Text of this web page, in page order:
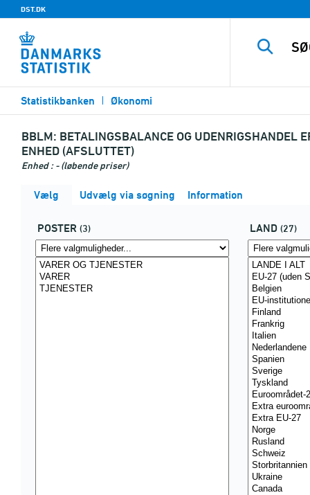
DST.DK
Statistikbanken Økonomi
BBLM: BETALINGSBALANCE OG UDENRIGSHANDEL
ENHED (AFSLUTTET)
Enhed : - (løbende priser)
Vælg Udvælg via søgning Information
POSTER (3) LAND (27)